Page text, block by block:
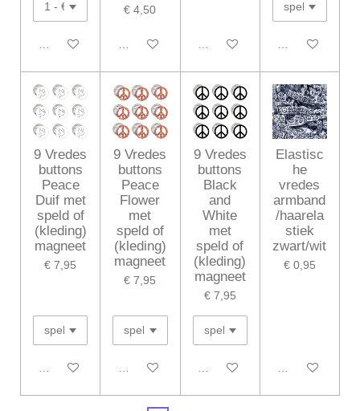
In winkelwagen
€ 4,50
In winkelwagen In winkelwagen In winkelwagen
9 Vredes
buttons
Peace
Duif met
speld of
(kleding)
magneet
€ 7,95
In winkelwagen
9 Vredes
buttons
Peace
Flower
met
speld of
(kleding)
magneet
€ 7,95
In winkelwagen
9 Vredes
buttons
Black
and
White
met
speld of
(kleding)
magneet
€ 7,95
In winkelwagen
Elastisc
he
vredes
armband
/haarela
stiek
zwart/wit
€ 0,95
In winkelwagen